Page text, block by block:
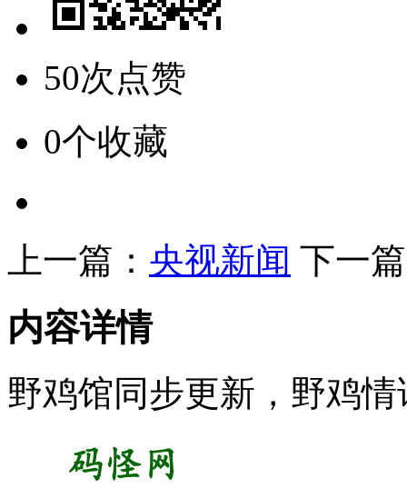
50次点赞
0个收藏
上一篇： 央视新闻 下一
内容详情
野鸡馆同步更新，野鸡